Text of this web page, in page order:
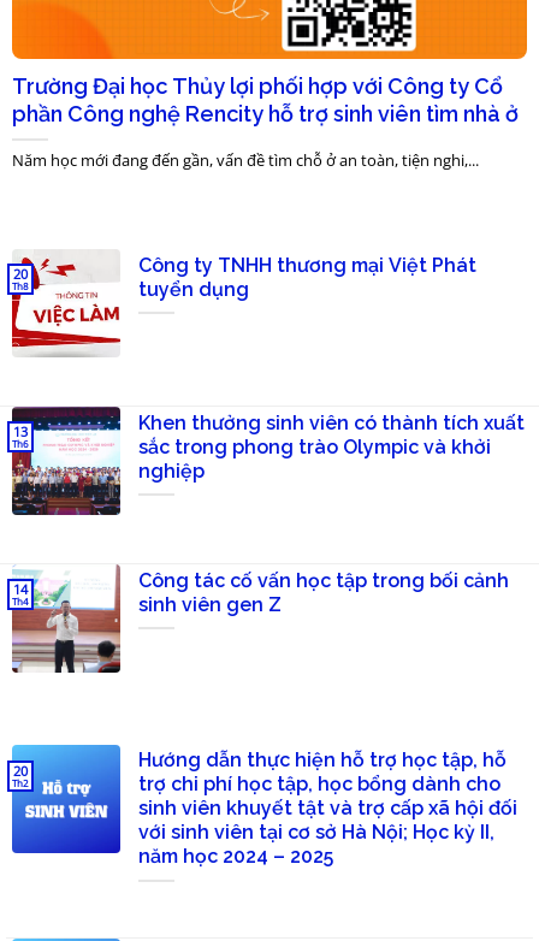
Trường Đại học Thủy lợi phối hợp với Công ty Cổ
phần Công nghệ Rencity hỗ trợ sinh viên tìm nhà ở
Năm học mới đang đến gần, vấn đề tìm chỗ ở an toàn, tiện nghi,...
Công ty TNHH thương mại Việt Phát
tuyển dụng
20
Th8
Khen thưởng sinh viên có thành tích xuất
sắc trong phong trào Olympic và khởi
nghiệp
13
Th6
Công tác cố vấn học tập trong bối cảnh
sinh viên gen Z
14
Th4
Hướng dẫn thực hiện hỗ trợ học tập, hỗ
trợ chi phí học tập, học bổng dành cho
sinh viên khuyết tật và trợ cấp xã hội đối
với sinh viên tại cơ sở Hà Nội; Học kỳ II,
năm học 2024 – 2025
20
Th2